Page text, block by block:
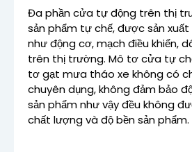
Đa phần cửa tự động trên thị
sản phẩm tự chế, được sản
như động cơ, mạch điều khiển,
trên thị trường. Mô tơ cửa tự
tơ gạt mưa tháo xe không có
chuyên dụng, không đảm bảo
sản phẩm như vậy đều không
chất lượng và độ bền sản phẩm.